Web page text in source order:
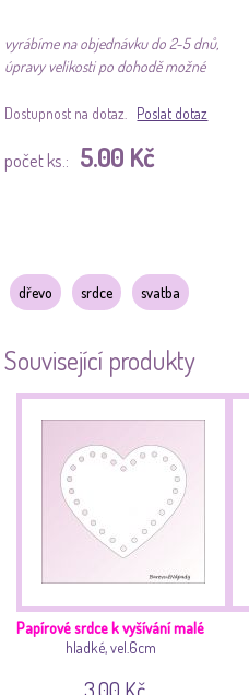
vyrábíme na objednávku do 2-5 dnů,
úpravy velikosti po dohodě možné
Dostupnost na dotaz. Poslat dotaz
počet ks.: 5.00 Kč
dřevo srdce svatba
Související produkty
Papírové srdce k vyšívání malé
hladké, vel.6cm